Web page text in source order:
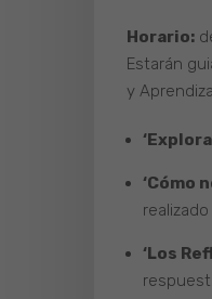
Horario:
Estarán
y
‘Cómo
‘Los